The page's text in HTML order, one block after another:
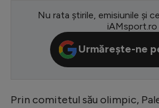
CM 2026
Premier League
LaLiga
Bundesliga
Nu rata știrile, emisiunile și
iAMsport.ro
Urmărește-ne
Prin comitetul său olimpic,